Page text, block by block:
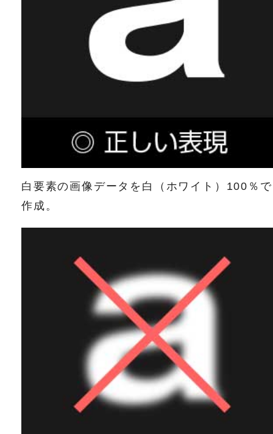
白要素の画像データを白（ホワイト）100％で
作成。